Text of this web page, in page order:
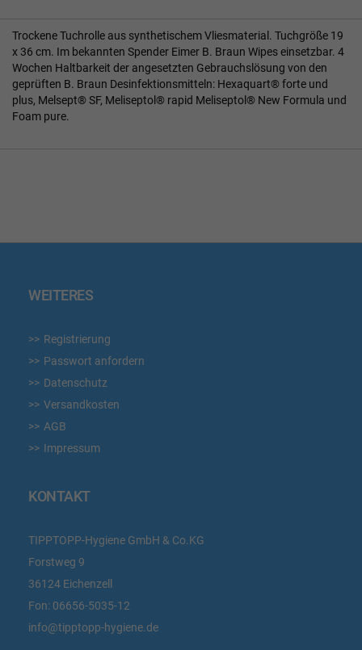
Trockene Tuchrolle aus synthetischem Vliesmaterial. Tuchgröße 19
x 36 cm. Im bekannten Spender Eimer B. Braun Wipes einsetzbar. 4
Wochen Haltbarkeit der angesetzten Gebrauchslösung von den
geprüften B. Braun Desinfektionsmitteln: Hexaquart® forte und
plus, Melsept® SF, Meliseptol® rapid Meliseptol® New Formula und
Foam pure.
WEITERES
Registrierung
Passwort anfordern
Datenschutz
Versandkosten
AGB
Impressum
KONTAKT
TIPPTOPP-Hygiene GmbH & Co.KG
Forstweg 9
36124 Eichenzell
Fon: 06656-5035-12
info@tipptopp-hygiene.de